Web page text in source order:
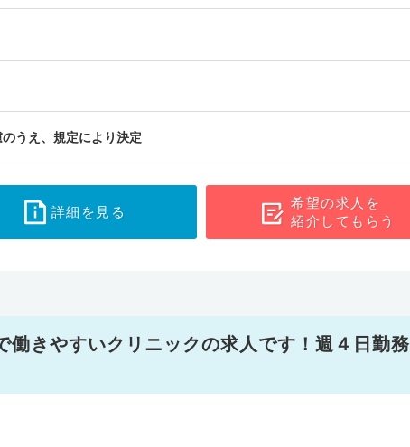
うえ、規定により決定
詳細を見る
希望の求人を
紹介してもらう
きやすいクリニックの求人です！週４日勤